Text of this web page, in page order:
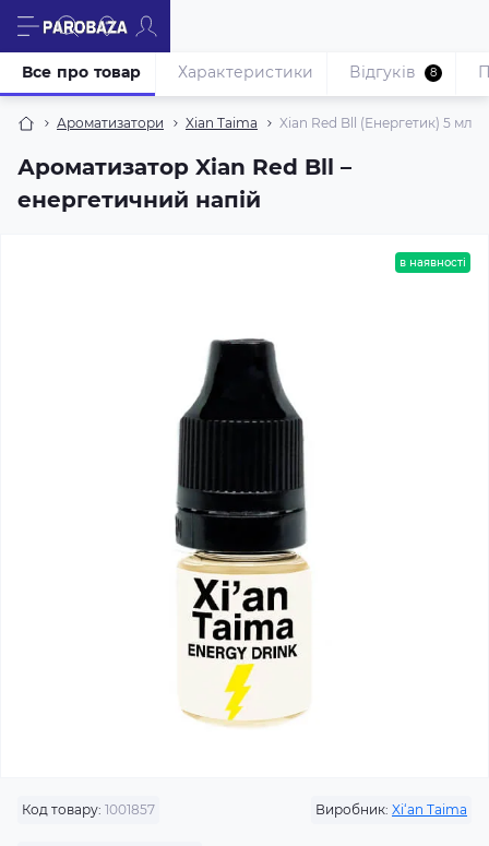
Ароматизатори Xian Taima Xian Red Bll (Енергетик) 5 мл
Ароматизатор Xian Red Bll –
енергетичний напій
Все про товар Характеристики Відгуків 8
в наявності
Код товару: 1001857 Виробник: Xi‘an Taima